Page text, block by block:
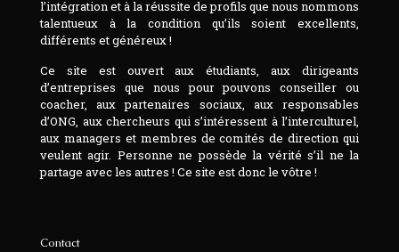
l’intégration et à la réussite de profils que nous nommons
talentueux à la condition qu’ils soient excellents,
différents et généreux !
Ce site est ouvert aux étudiants, aux dirigeants
d’entreprises que nous pour pouvons conseiller ou
coacher, aux partenaires sociaux, aux responsables
d’ONG, aux chercheurs qui s’intéressent à l’interculturel,
aux managers et membres de comités de direction qui
veulent agir. Personne ne possède la vérité s’il ne la
partage avec les autres ! Ce site est donc le vôtre !
Contact